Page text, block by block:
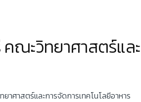
ณะวิทยาศาสตร์และ
าศาสตร์และการจัดการเทคโนโลยีอาหาร